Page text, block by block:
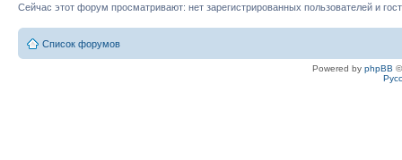
Сейчас этот форум просматривают: нет зарегистрированных пользователей и
Список форумов
Powered by phpBB